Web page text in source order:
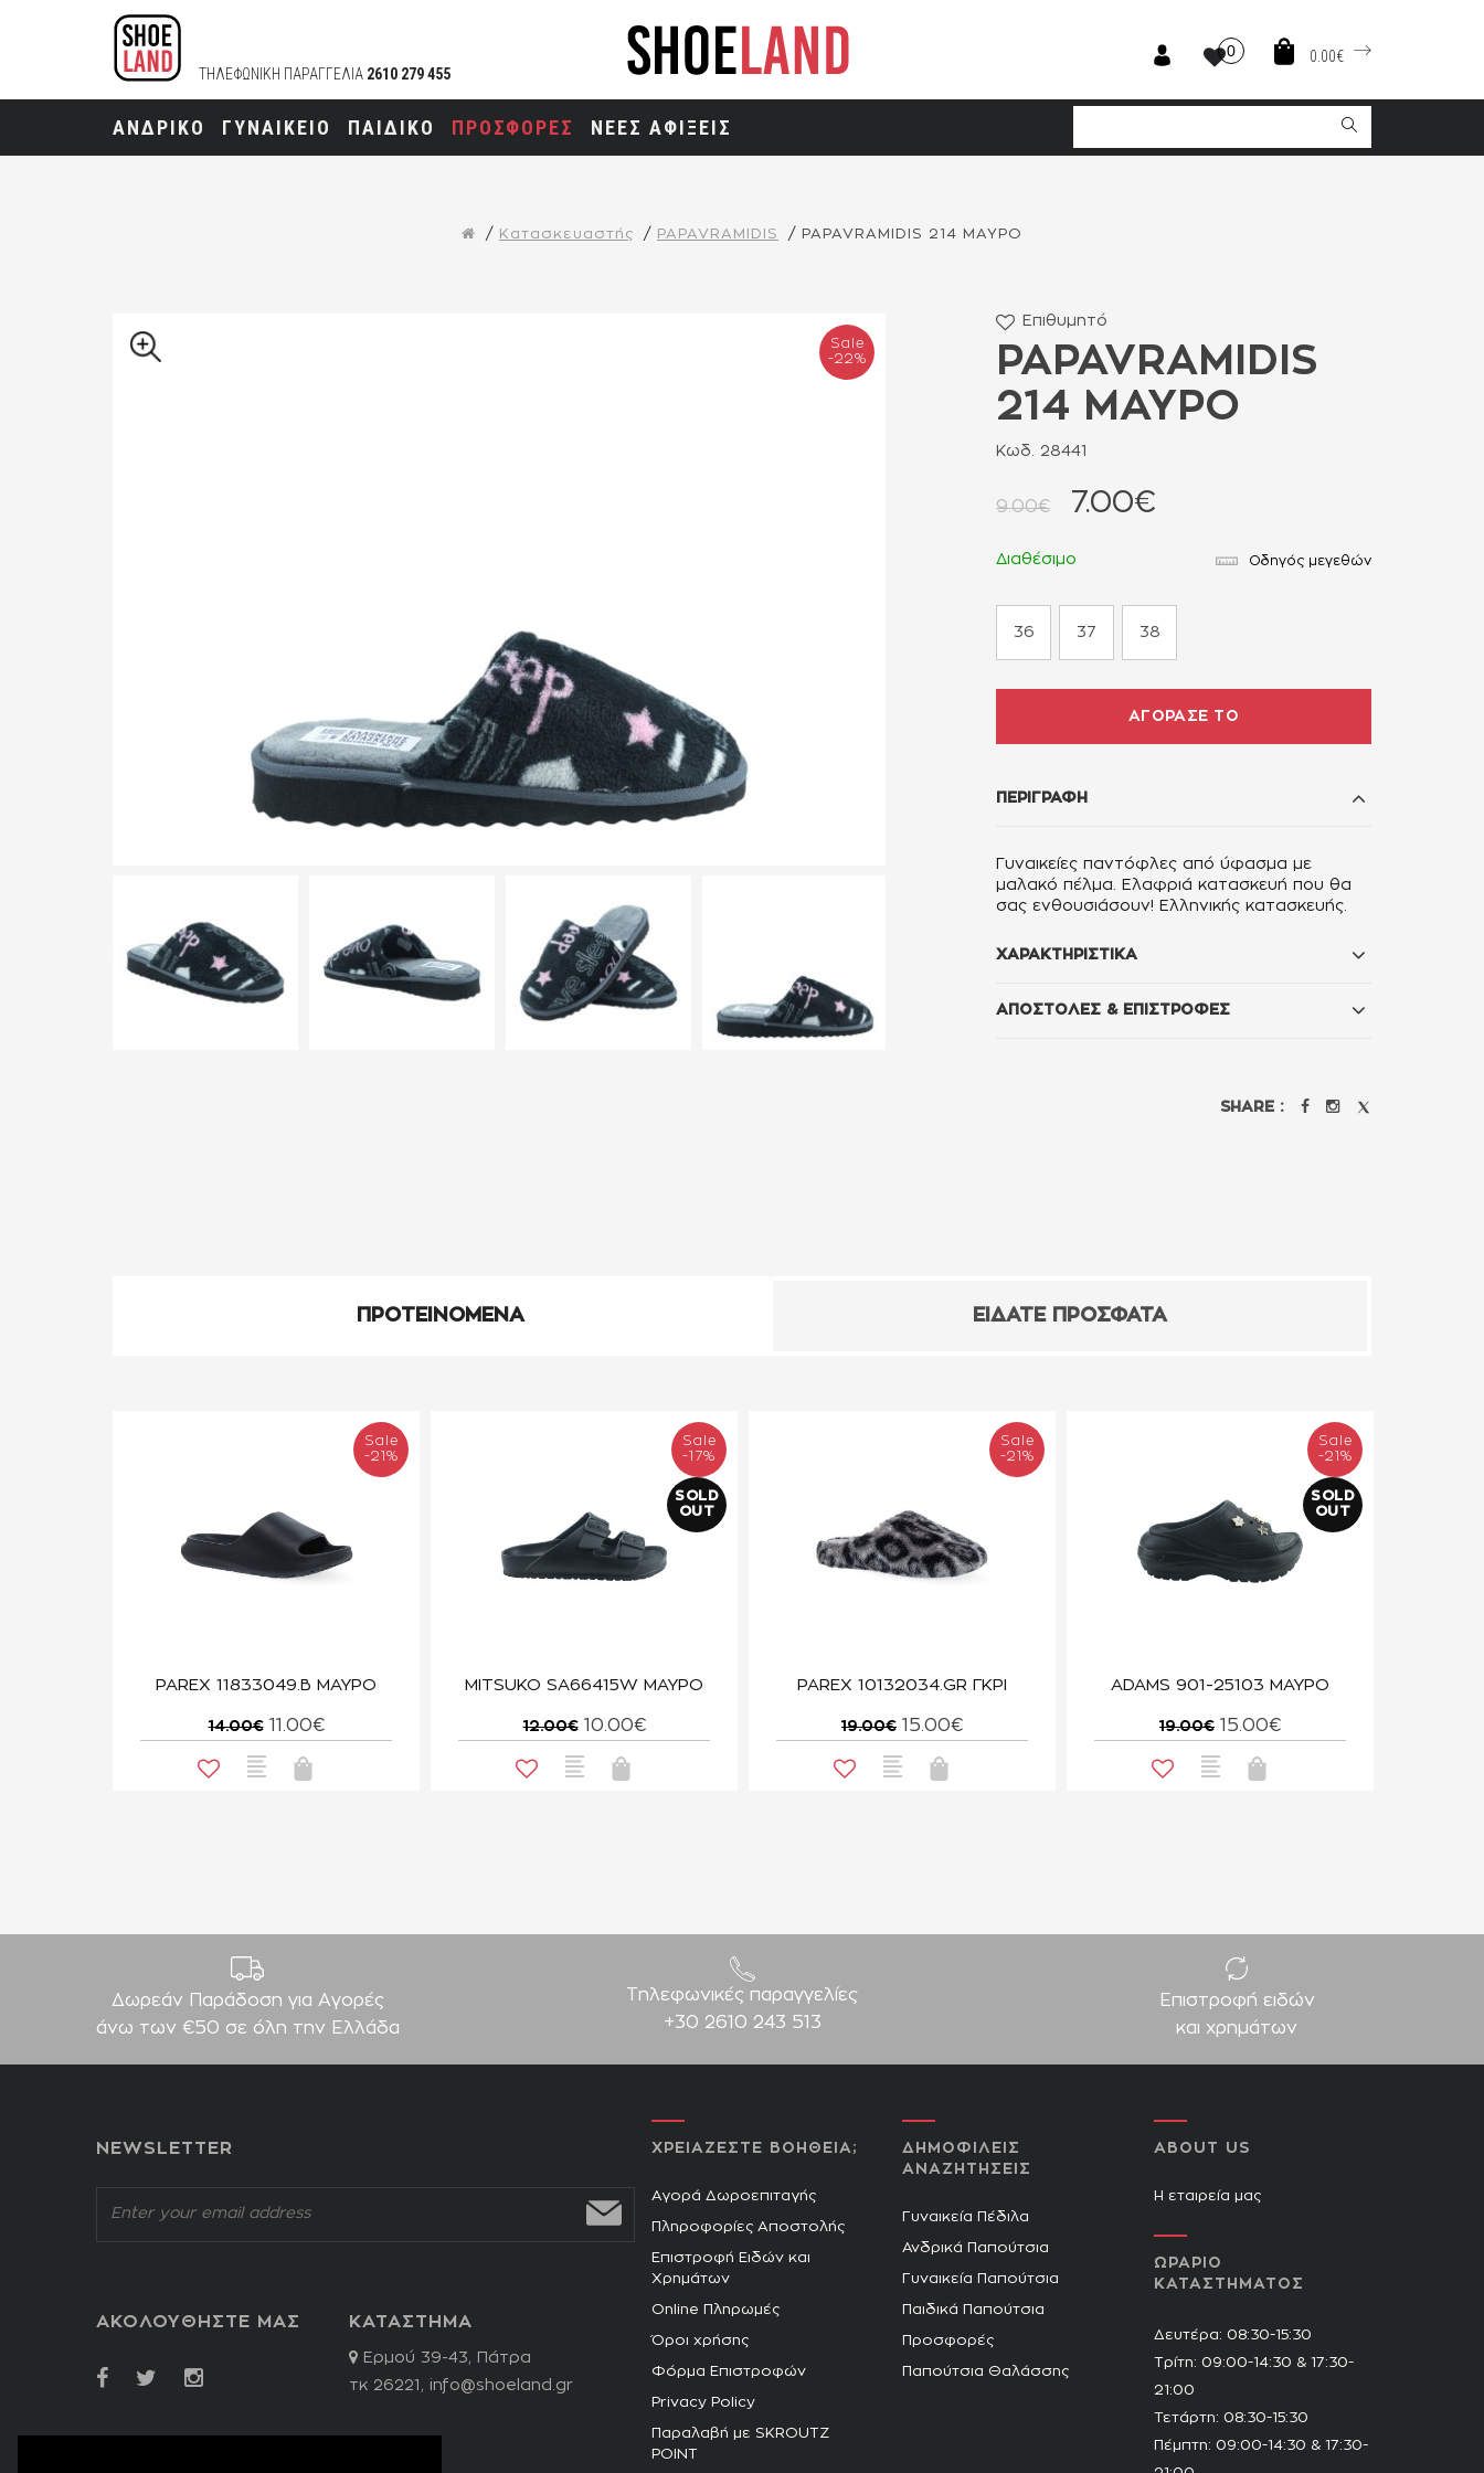
ΤΗΛΕΦΩΝΙΚΗ ΠΑΡΑΓΓΕΛΙΑ 2610 279 455
0 0.00€
ΑΝΔΡΙΚΟ ΓΥΝΑΙΚΕΙΟ ΠΑΙΔΙΚΟ ΠΡΟΣΦΟΡΕΣ ΝΕΕΣ ΑΦΙΞΕΙΣ
Κατασκευαστής PAPAVRAMIDIS PAPAVRAMIDIS 214 ΜΑΥΡΟ
Sale
-22%
Επιθυμητό
PAPAVRAMIDIS
214 ΜΑΥΡΟ
Κωδ. 28441
9.00€ 7.00€
Διαθέσιμο Οδηγός μεγεθών
36 37 38
ΑΓΟΡΑΣΕ ΤΟ
ΠΕΡΙΓΡΑΦΗ
Γυναικείες παντόφλες από ύφασμα με
μαλακό πέλμα. Eλαφριά κατασκευή που θα
σας ενθουσιάσουν! Ελληνικής κατασκευής.
ΧΑΡΑΚΤΗΡΙΣΤΙΚΑ
ΑΠΟΣΤΟΛΕΣ & ΕΠΙΣΤΡΟΦΕΣ
SHARE :
ΠΡΟΤΕΙΝΟΜΕΝΑ ΕΙΔΑΤΕ ΠΡΟΣΦΑΤΑ
Sale
-21%
PAREX 11833049.B ΜΑΥΡΟ
14.00€ 11.00€
Sale
-17%
SOLD
OUT
MITSUKO SA66415W ΜΑΥΡΟ
12.00€ 10.00€
Sale
-21%
PAREX 10132034.GR ΓΚΡΙ
19.00€ 15.00€
Sale
-21%
SOLD
OUT
ADAMS 901-25103 ΜΑΥΡΟ
19.00€ 15.00€
Δωρεάν Παράδοση για Aγορές
άνω των €50 σε όλη την Ελλάδα
Τηλεφωνικές παραγγελίες
+30 2610 243 513
Επιστροφή ειδών
και χρημάτων
NEWSLETTER
ΑΚΟΛΟΥΘΗΣΤΕ ΜΑΣ ΚΑΤΑΣΤΗΜΑ
Ερμού 39-43, Πάτρα
τκ 26221, info@shoeland.gr
ΧΡΕΙΑΖΕΣΤΕ ΒΟΗΘΕΙΑ;
Αγορά Δωροεπιταγής
Πληροφορίες Αποστολής
Επιστροφή Ειδών και
Χρημάτων
Online Πληρωμές
Όροι χρήσης
Φόρμα Επιστροφών
Privacy Policy
Παραλαβή με SKROUTZ
POINT
ΔΗΜΟΦΙΛΕΙΣ
ΑΝΑΖΗΤΗΣΕΙΣ
Γυναικεία Πέδιλα
Ανδρικά Παπούτσια
Γυναικεία Παπούτσια
Παιδικά Παπούτσια
Προσφορές
Παπούτσια Θαλάσσης
ABOUT US
Η εταιρεία μας
ΩΡΑΡΙΟ
ΚΑΤΑΣΤΗΜΑΤΟΣ
Δευτέρα: 08:30-15:30
Τρίτη: 09:00-14:30 & 17:30-
21:00
Τετάρτη: 08:30-15:30
Πέμπτη: 09:00-14:30 & 17:30-